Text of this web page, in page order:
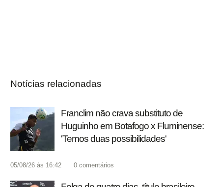
Notícias relacionadas
Franclim não crava substituto de
Huguinho em Botafogo x Fluminense:
'Temos duas possibilidades'
05/08/26 às 16:42 0 comentários